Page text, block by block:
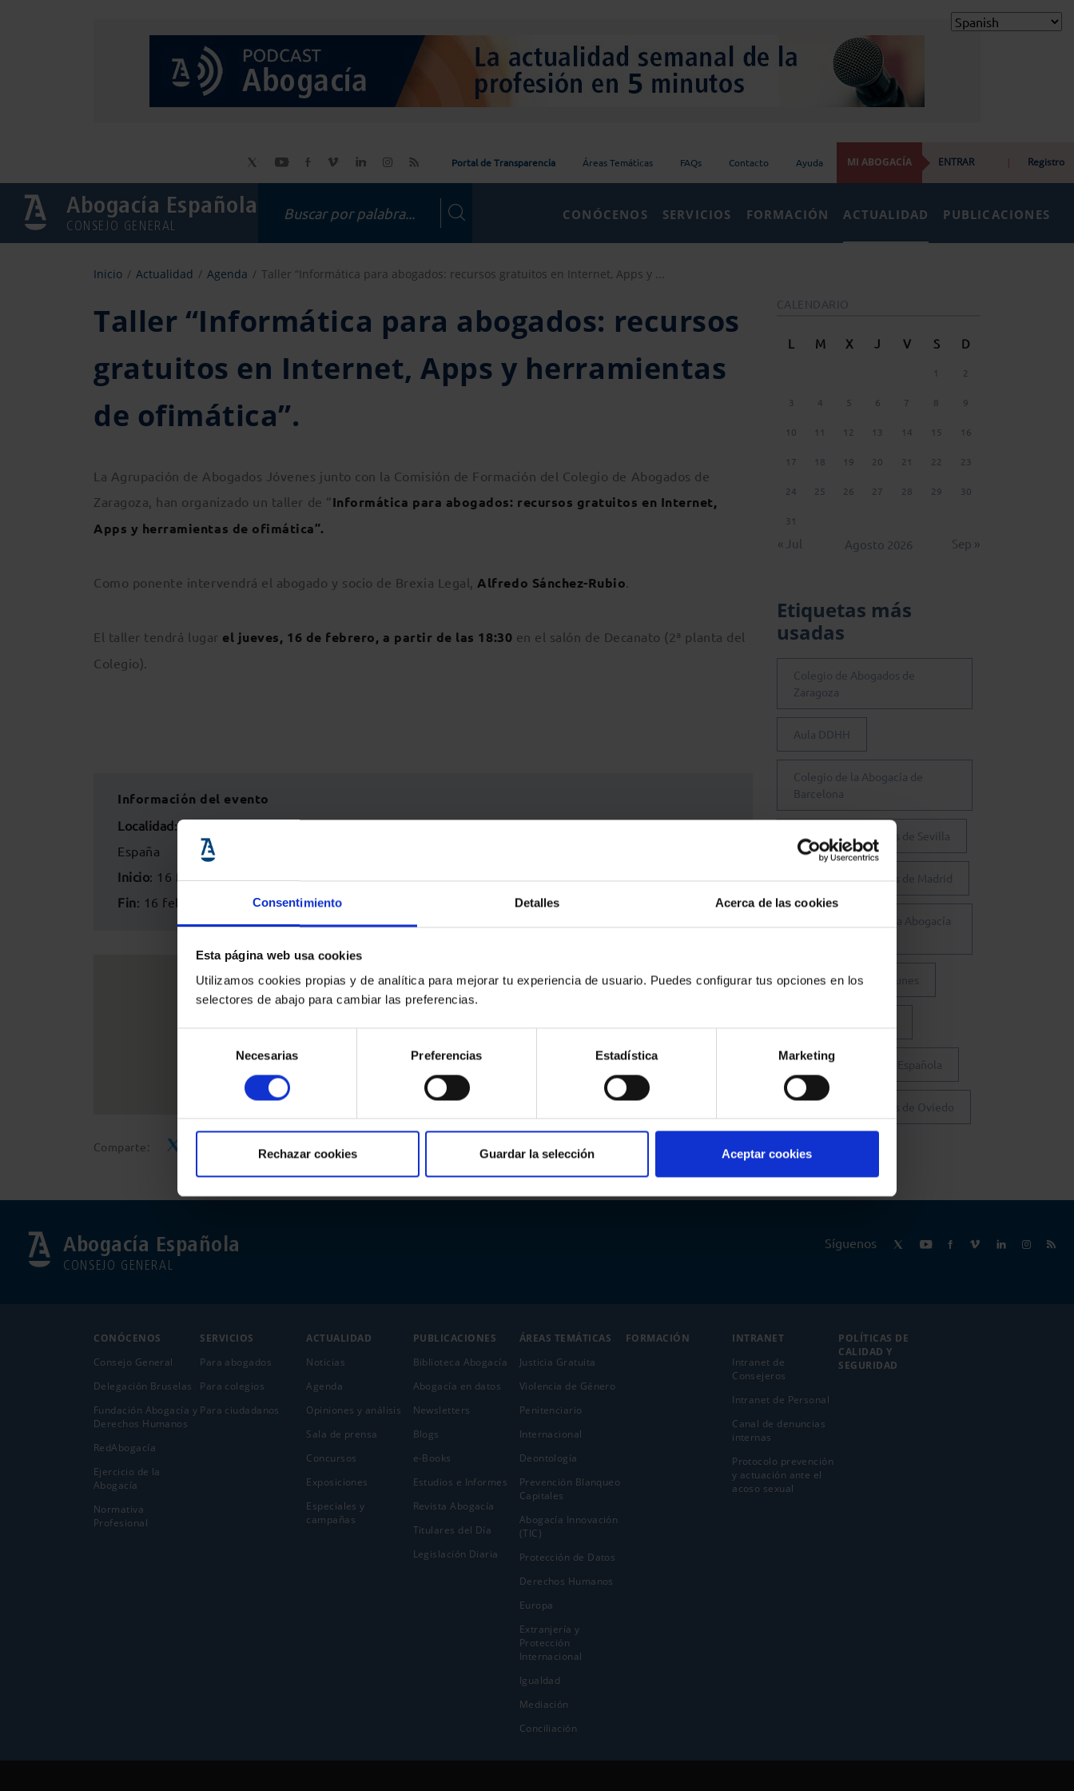
Consentimiento Detalles Acerca de las cookies
Esta página web usa cookies
Utilizamos cookies propias y de analítica para mejorar tu experiencia de usuario. Puedes configurar tus opciones en los
selectores de abajo para cambiar las preferencias.
consentimiento
Necesarias Preferencias Estadística Marketing
Rechazar cookies Guardar la selección Aceptar cookies
Portal de Transparencia Áreas Temáticas FAQs Contacto Ayuda MI ABOGACÍA ENTRAR | Registro
Abogacía Española
CONSEJO GENERAL
CONÓCENOS SERVICIOS FORMACIÓN ACTUALIDAD PUBLICACIONES
Inicio Actualidad Agenda Taller “Informática para abogados: recursos gratuitos en Internet, Apps y ...
Taller “Informática para abogados: recursos
gratuitos en Internet, Apps y herramientas
de ofimática”.
La Agrupación de Abogados Jóvenes junto con la Comisión de Formación del Colegio de Abogados de
Zaragoza, han organizado un taller de “Informática para abogados: recursos gratuitos en Internet,
Apps y herramientas de ofimática”.
Como ponente intervendrá el abogado y socio de Brexia Legal, Alfredo Sánchez-Rubio.
El taller tendrá lugar el jueves, 16 de febrero, a partir de las 18:30 en el salón de Decanato (2ª planta del
Colegio).
Información del evento
Localidad:Colegio de Abogados de Zaragoza- C/ Don Jaime I, 18, Zaragoza, Zaragoza, 50001,
España
Inicio: 16 febrero 2023 - 18:30h
Fin: 16 febrero 2023 - 20:30h
Comparte:
CALENDARIO
Agosto 2026
L M X J V S D
1 2
3 4 5 6 7 8 9
10 11 12 13 14 15 16
17 18 19 20 21 22 23
24 25 26 27 28 29 30
31
« Jul Sep »
Etiquetas más
usadas
Colegio de Abogados de
Zaragoza
Aula DDHH
Colegio de la Abogacía de
Barcelona
Colegio de Abogados de Sevilla
Colegio de Abogados de Madrid
Consejo General de la Abogacía
Conferencia de los Lunes
Fundación Abogacía Española
Colegio de Abogados de Oviedo
Abogacía Española
CONSEJO GENERAL
Síguenos
CONÓCENOS
Consejo General
Delegación Bruselas
Fundación Abogacía y
Derechos Humanos
RedAbogacía
Ejercicio de la
Abogací­a
Normativa
Profesional
SERVICIOS
Para abogados
Para colegios
Para ciudadanos
ACTUALIDAD
Noticias
Agenda
Opiniones y análisis
Sala de prensa
Concursos
Exposiciones
Especiales y
campañas
PUBLICACIONES
Biblioteca Abogacía
Abogacía en datos
Newsletters
Blogs
e-Books
Estudios e Informes
Revista Abogacía
Titulares del Día
Legislación Diaria
ÁREAS TEMÁTICAS
Justicia Gratuita
Violencia de Género
Penitenciario
Internacional
Deontología
Prevención Blanqueo
Capitales
Abogacía Innovación
(TIC)
Protección de Datos
Derechos Humanos
Europa
Extranjería y
Protección
Internacional
Igualdad
Mediación
Conciliación
FORMACIÓN
INTRANET
Intranet de
Consejeros
Intranet de Personal
Canal de denuncias
internas
Protocolo prevención
y actuación ante el
acoso sexual
POLÍTICAS DE
CALIDAD Y
SEGURIDAD